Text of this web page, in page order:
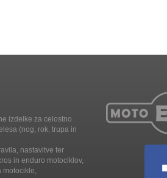
izdelke za celostno
(nog, rok, trupa in
nastavitve ter
in enduro motociklov,
motocikle,